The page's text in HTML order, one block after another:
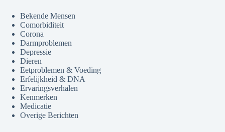
Bekende Mensen
Comorbiditeit
Corona
Darmproblemen
Depressie
Dieren
Eetproblemen & Voeding
Erfelijkheid & DNA
Ervaringsverhalen
Kenmerken
Medicatie
Overige Berichten